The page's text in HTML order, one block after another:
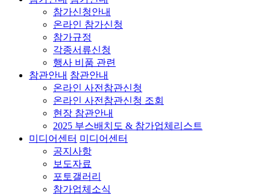
참가신청안내
온라인 참가신청
참가규정
각종서류신청
행사 비품 관련
참관안내 참관안내
온라인 사전참관신청
온라인 사전참관신청 조회
현장 참관안내
2025 부스배치도 & 참가업체리스트
미디어센터 미디어센터
공지사항
보도자료
포토갤러리
참가업체소식